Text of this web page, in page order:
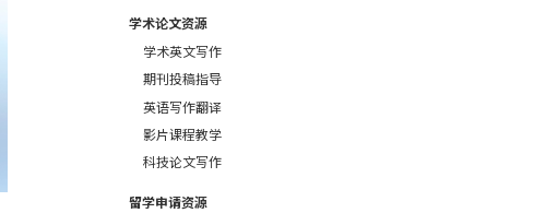
学术论文资源
学术英文写作
期刊投稿指导
英语写作翻译
影片课程教学
科技论文写作
留学申请资源